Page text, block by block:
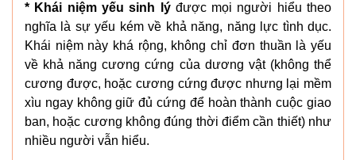
* Khái niệm yếu sinh lýđược mọi người hiểu theo
nghĩa là sự yếu kém về khả năng, năng lực tình dục.
Khái niệm này khá rộng, không chỉ đơn thuần là yếu
về khả năng cương cứng của dương vật (không thể
cương được, hoặc cương cứng được nhưng lại mềm
xìu ngay không giữ đủ cứng để hoàn thành cuộc giao
ban, hoặc cương không đúng thời điểm cần thiết) như
nhiều người vẫn hiểu.